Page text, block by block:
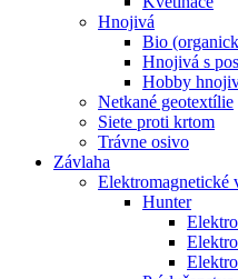
Hnojivá
Bio
Hnojivá s
Hobby
Netkané geotextílie
Siete proti krtom
Trávne osivo
Závlaha
Elektromagnetické
Hunter